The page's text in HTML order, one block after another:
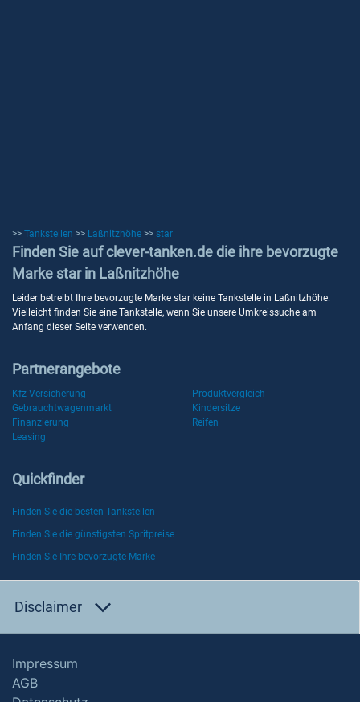
>> Tankstellen >> Laßnitzhöhe >> star
Finden Sie auf clever-tanken.de die ihre bevorzugte
Marke star in Laßnitzhöhe
Leider betreibt Ihre bevorzugte Marke star keine Tankstelle in Laßnitzhöhe.
Vielleicht finden Sie eine Tankstelle, wenn Sie unsere Umkreissuche am
Anfang dieser Seite verwenden.
Partnerangebote
Kfz-Versicherung
Produktvergleich
Gebrauchtwagenmarkt
Kindersitze
Finanzierung
Reifen
Leasing
Quickfinder
Finden Sie die besten Tankstellen
Finden Sie die günstigsten Spritpreise
Finden Sie Ihre bevorzugte Marke
Disclaimer
Impressum
AGB